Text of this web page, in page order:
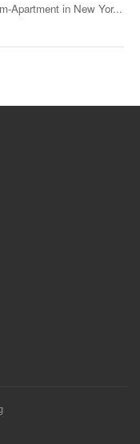
Apartment in New Yor...